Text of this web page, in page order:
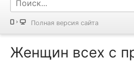
Полная версия сайта
Женщин всех с